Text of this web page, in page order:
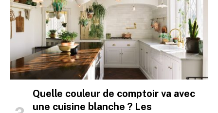
Quelle couleur de comptoir va avec
une cuisine blanche ? Les